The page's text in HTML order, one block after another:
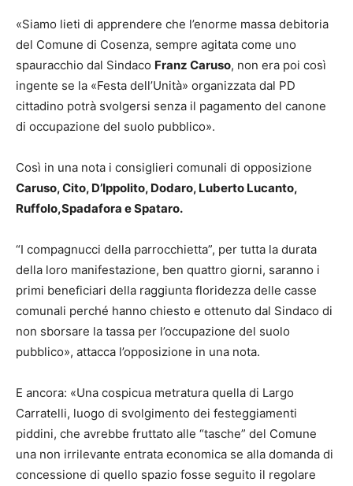
«Siamo lieti di apprendere che l’enorme massa debitoria
del Comune di Cosenza, sempre agitata come uno
spauracchio dal Sindaco Franz Caruso, non era poi così
ingente se la «Festa dell’Unità» organizzata dal PD
cittadino potrà svolgersi senza il pagamento del canone
di occupazione del suolo pubblico».
Così in una nota i consiglieri comunali di opposizione
Caruso, Cito, D’Ippolito, Dodaro, Luberto Lucanto,
Ruffolo,Spadafora e Spataro.
“I compagnucci della parrocchietta”, per tutta la durata
della loro manifestazione, ben quattro giorni, saranno i
primi beneficiari della raggiunta floridezza delle casse
comunali perché hanno chiesto e ottenuto dal Sindaco di
non sborsare la tassa per l’occupazione del suolo
pubblico», attacca l’opposizione in una nota.
E ancora: «Una cospicua metratura quella di Largo
Carratelli, luogo di svolgimento dei festeggiamenti
piddini, che avrebbe fruttato alle “tasche” del Comune
una non irrilevante entrata economica se alla domanda di
concessione di quello spazio fosse seguito il regolare